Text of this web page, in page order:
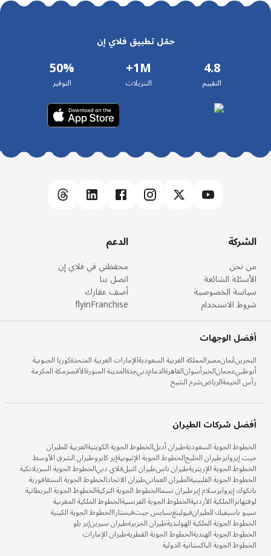
حمّل تطبيق فلاي إن
4.8
التقييم
1M+
التنزيلات
50%
التوفير
الشركة
من نحن
الأسئلة الشائعة
سياسة الخصوصية
شروط الاستخدام
الدعم
محفظتي في فلاي إن
اتصل بنا
أضف عقارك
flyinFranchise
أفضل الوجهات
البحرينعُمانمصرالمملكة العربية السعوديةالإمارات العربية المتحدةكوريا الجنوبية
أبوظبيعجمانالخبرأسوانالقاهرةالدمامدبيجدةالمدينة المنورةالأقصرمكة المكرمة
رأس الخيمةالرياضشرم الشيخ
أفضل شركات الطيران
الخطوط الجوية السعوديةطيران أديلالخطوط الجوية الكويتيةالعربية للطيران
جيت إيروايزطيران الخليجالخطوط الجوية الإثيوبيةإير كايروطيران الشرق الأوسط
الخطوط الجوية الإريتريةطيران ناسطيران النيلفلاي دبيالخطوط الجوية السريلانكية
الخطوط الجوية الفلبينيةالطيران العمانيطيران الاتحادالخطوط الجوية السنغافورية
بانكوك إيروايزسلام إيرطيران نسماالخطوط الجوية التركيةالخطوط الجوية البريطانية
لوفتهانزاالملكية الأردنيةالخطوط الجوية الفرنسيةالخطوط الملكية المغربية
سيبو باسيفيك للطيرانفيولينغسبايس جيتفيستاراالخطوط الجوية الكينية
الخطوط الجوية الملكية الهولنديةطيران الجزيرةطيران سيرينإير بلو
الخطوط الجوية الهنديةالخطوط الجوية القطريةطيران الإمارات
الخطوط الجوية الباكستانية الدولية